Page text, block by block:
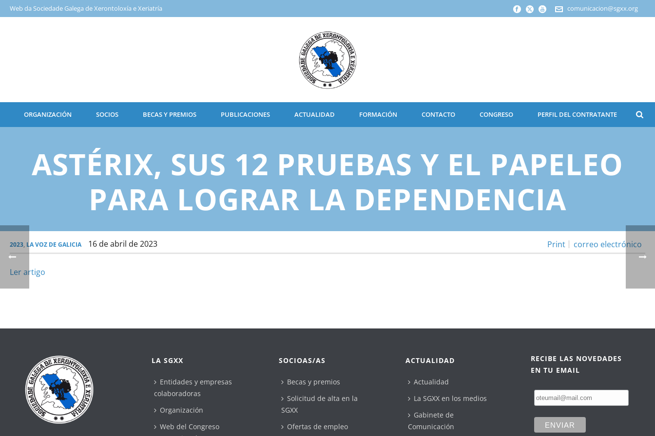
comunicacion@sgxx.org
Web da Sociedade Galega de Xerontoloxía e Xeriatría
ORGANIZACIÓN SOCIOS BECAS Y PREMIOS PUBLICACIONES ACTUALIDAD FORMACIÓN CONTACTO CONGRESO PERFIL DEL CONTRATANTE
ASTÉRIX, SUS 12 PRUEBAS Y EL PAPELEO
PARA LOGRAR LA DEPENDENCIA
Print correo electrónico
2023, LA VOZ DE GALICIA 16 de abril de 2023
Ler artigo
LA SGXX
Entidades y empresas
colaboradoras
Organización
Web del Congreso
SOCIOAS/AS
Becas y premios
Solicitud de alta en la
SGXX
Ofertas de empleo
ACTUALIDAD
Actualidad
La SGXX en los medios
Gabinete de
Comunicación
RECIBE LAS NOVEDADES
EN TU EMAIL